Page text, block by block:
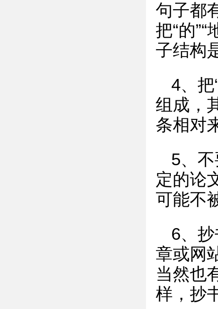
句子都
把“的
子结构
4、把
组成，
条相对
5、
定的论
可能不
6、
章或网
当然也
样，抄